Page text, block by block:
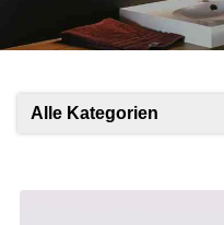
Alle Kategorien